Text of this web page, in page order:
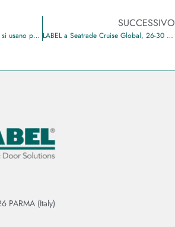
A cosa prestare attenzione se si usano porte automatiche in ambienti ufficio
SUCCESSIVO
LABEL a Seatrade Cruise Global, 26-30 Marzo, USA
PARMA (Italy)